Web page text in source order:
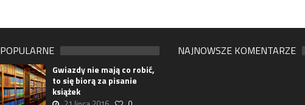
POPULARNE
Gwiazdy nie mają co robić,
to się biorą za pisanie
książek
NAJNOWSZE KOMENTARZE